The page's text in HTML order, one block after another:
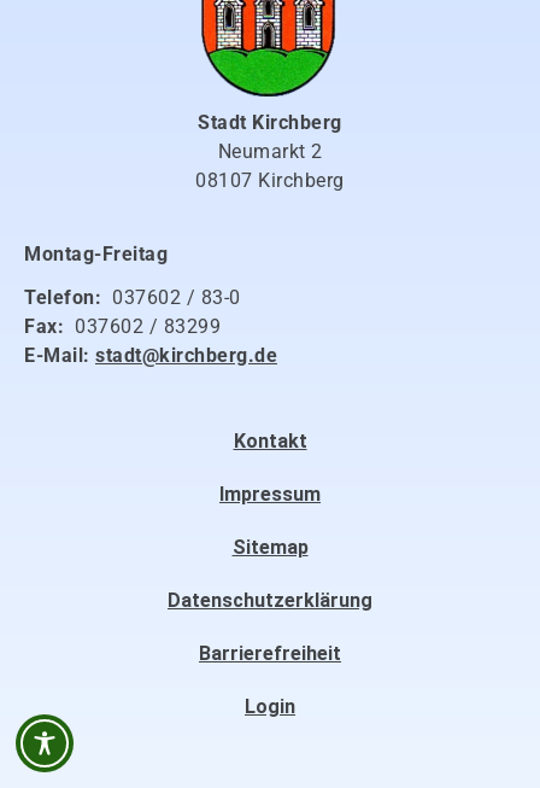
Stadt Kirchberg
Neumarkt 2
08107 Kirchberg
Montag-Freitag
Telefon: 037602 / 83-0
Fax: 037602 / 83299
E-Mail: stadt@kirchberg.de
Kontakt
Impressum
Sitemap
Datenschutzerklärung
Barrierefreiheit
Login